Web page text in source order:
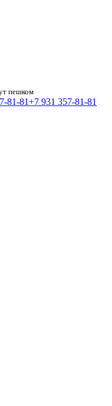
пешком
+7 931 357‑81‑81